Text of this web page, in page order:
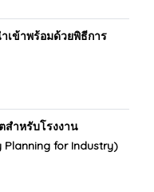
เข้าพร้อมด้วยพิธีการ
สำหรับโรงงาน
for Industry)